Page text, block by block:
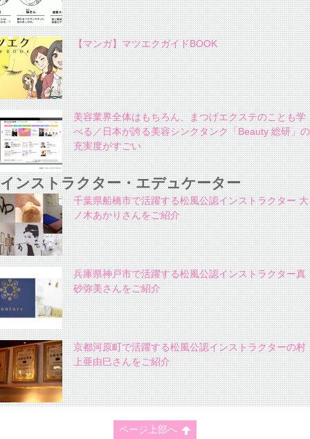
【マンガ】マツエクガイドBOOK
美容業界全体はもちろん、まつげエクステのことも学
べる／日本が誇る美容シンクタンク「Beauty 総研」の
充実度がすごい
インストラクター・エデュケーター
千葉県船橋市で活躍する松風公認インストラクター 大
ノ木あかりさんをご紹介
兵庫県神戸市で活躍する松風公認インストラクター真
砂弥美さんをご紹介
京都河原町で活躍する松風公認インストラクターの村
上亜由巳さんをご紹介
ページ上部へ